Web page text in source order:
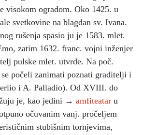
visokom ogradom. Oko 1425. u
svetkovine na blagdan sv. Ivana.
rušenja spasio ju je 1583. mlet.
zatim 1632. franc. vojni inženjer
pulske mlet. utvrde. Na poč.
počeli zanimati poznati graditelji i
i A. Palladio). Od XVIII. do
je, kao jedini → amfiteatar u
očuvanim vanj. pročeljem
stubišnim tornjevima,